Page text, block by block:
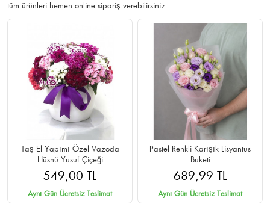
tüm ürünleri hemen online sipariş verebilirsiniz.
Taş El Yapımı Özel Vazoda
Hüsnü Yusuf Çiçeği
549,00 TL
Aynı Gün Ücretsiz Teslimat
Pastel Renkli Karışık Lisyantus
Buketi
689,99 TL
Aynı Gün Ücretsiz Teslimat